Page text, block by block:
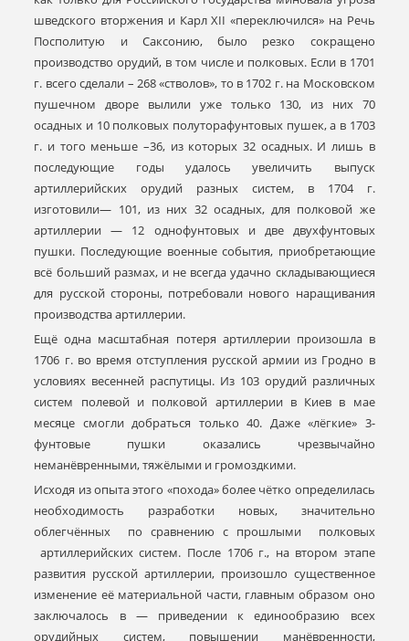
шведского вторжения и Карл XII «переключился» на Речь
Посполитую и Саксонию, было резко сокращено
производство орудий, в том числе и полковых. Если в 1701
г. всего сделали – 268 «стволов», то в 1702 г. на Московском
пушечном дворе вылили уже только 130, из них 70
осадных и 10 полковых полуторафунтовых пушек, а в 1703
г. и того меньше –36, из которых 32 осадных. И лишь в
последующие годы удалось увеличить выпуск
артиллерийских орудий разных систем, в 1704 г.
изготовили— 101, из них 32 осадных, для полковой же
артиллерии — 12 однофунтовых и две двухфунтовых
пушки. Последующие военные события, приобретающие
всё больший размах, и не всегда удачно складывающиеся
для русской стороны, потребовали нового наращивания
производства артиллерии.
Ещё одна масштабная потеря артиллерии произошла в
1706 г. во время отступления русской армии из Гродно в
условиях весенней распутицы. Из 103 орудий различных
систем полевой и полковой артиллерии в Киев в мае
месяце смогли добраться только 40. Даже «лёгкие» 3-
фунтовые пушки оказались чрезвычайно
неманёвренными, тяжёлыми и громоздкими.
Исходя из опыта этого «похода» более чётко определилась
необходимость разработки новых, значительно
облегчённых по сравнению с прошлыми полковых
артиллерийских систем. После 1706 г., на втором этапе
развития русской артиллерии, произошло существенное
изменение её материальной части, главным образом оно
заключалось в — приведении к единообразию всех
орудийных систем, повышении манёвренности,